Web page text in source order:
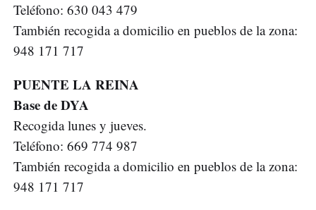
Teléfono: 630 043 479
También recogida a domicilio en pueblos de la zona:
948 171 717
PUENTE LA REINA
Base de DYA
Recogida lunes y jueves.
Teléfono: 669 774 987
También recogida a domicilio en pueblos de la zona:
948 171 717